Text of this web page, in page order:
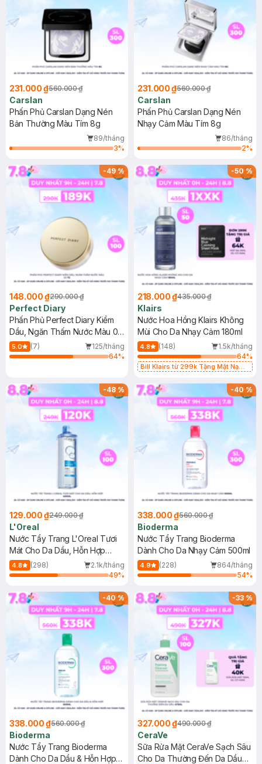
231.000 ₫560.000 ₫
Carslan
Phấn Phủ Carslan Dạng Nén
Bản Thường Màu Tím 8g
89/tháng
3%
231.000 ₫560.000 ₫
Carslan
Phấn Phủ Carslan Dạng Nén
Nhạy Cảm Màu Tím 8g
86/tháng
2%
-49%
148.000 ₫290.000 ₫
Perfect Diary
Phấn Phủ Perfect Diary Kiềm
Dầu, Ngăn Thấm Nước Màu 02
7g
5.0 (7)
125/tháng
64%
-50%
218.000 ₫435.000 ₫
Klairs
Nước Hoa Hồng Klairs Không
Mùi Cho Da Nhạy Cảm 180ml
4.8 (148)
1.5k/tháng
64%
Bill Klairs từ 299k Tặng Mặt Nạ
25ml (SL Có Hạn)
-48%
129.000 ₫249.000 ₫
L'Oreal
Nước Tẩy Trang L'Oreal Tươi
Mát Cho Da Dầu, Hỗn Hợp
400ml
4.8 (298)
2.1k/tháng
49%
-40%
338.000 ₫560.000 ₫
Bioderma
Nước Tẩy Trang Bioderma
Dành Cho Da Nhạy Cảm 500ml
4.9 (228)
864/tháng
54%
-40%
338.000 ₫560.000 ₫
Bioderma
Nước Tẩy Trang Bioderma
Dành Cho Da Dầu & Hỗn Hợp
-33%
327.000 ₫490.000 ₫
CeraVe
Sữa Rửa Mặt CeraVe Sạch Sâu
Cho Da Thường Đến Da Dầu